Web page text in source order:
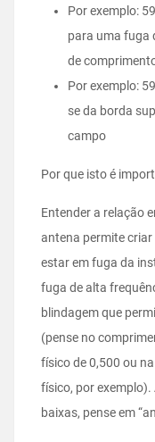
Por exemplo:
para uma fuga
de
Por exemplo:
se da borda
campo
Por que isto é
Entender a relação
antena permite
estar em fuga da
fuga de alta
blindagem que
(pense no
físico de 0,500 ou
físico, por
baixas, pense em